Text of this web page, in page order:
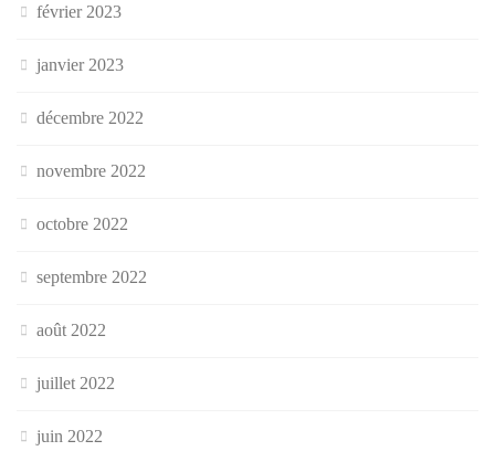
février 2023
janvier 2023
décembre 2022
novembre 2022
octobre 2022
septembre 2022
août 2022
juillet 2022
juin 2022